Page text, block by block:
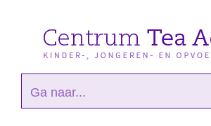
Ga naar...